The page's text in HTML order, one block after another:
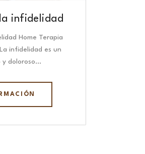
infidelidad
Home Terapia
infidelidad es un
y doloroso…